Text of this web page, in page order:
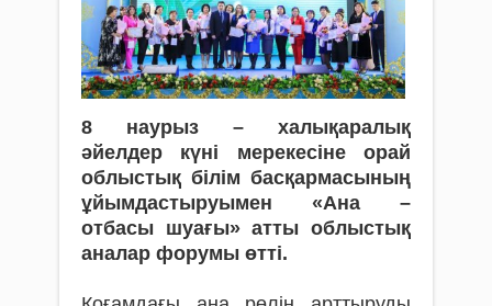
8 наурыз – халықаралық
әйелдер күні мерекесіне орай
облыстық білім басқармасының
ұйымдастыруымен «Ана –
отбасы шуағы» атты облыстық
аналар форумы өтті.